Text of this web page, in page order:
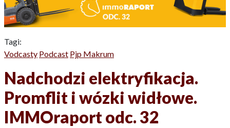
Tagi:
Vodcasty Podcast Pjp Makrum
Nadchodzi elektryfikacja.
Promflit i wózki widłowe.
IMMOraport odc. 32